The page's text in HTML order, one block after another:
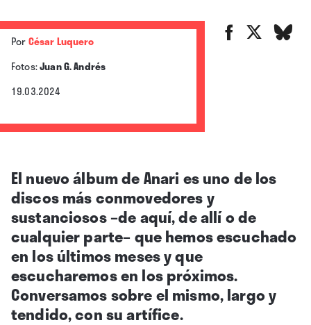
PorCésar Luquero
Fotos:Juan G. Andrés
19.03.2024
El nuevo álbum de Anari es uno de los
discos más conmovedores y
sustanciosos –de aquí, de allí o de
cualquier parte– que hemos escuchado
en los últimos meses y que
escucharemos en los próximos.
Conversamos sobre el mismo, largo y
tendido, con su artífice.